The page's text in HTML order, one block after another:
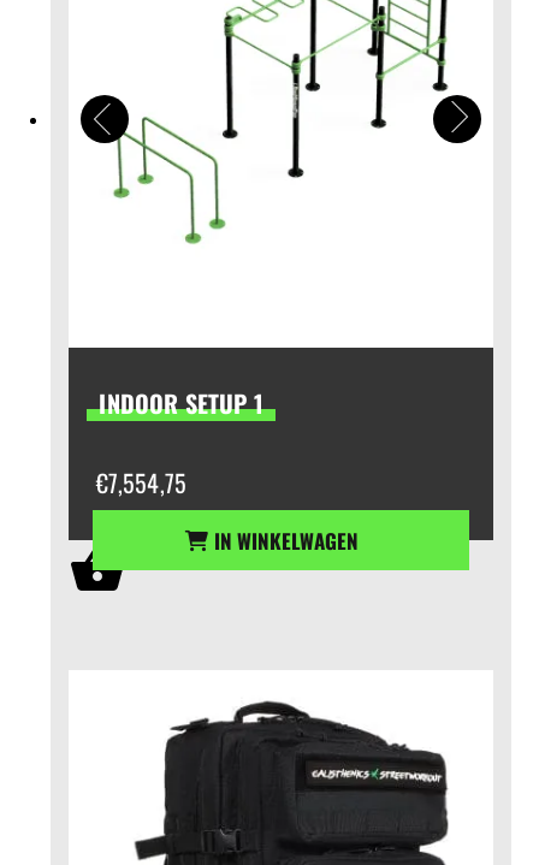
INDOOR SETUP 1
€7,554,75
IN WINKELWAGEN